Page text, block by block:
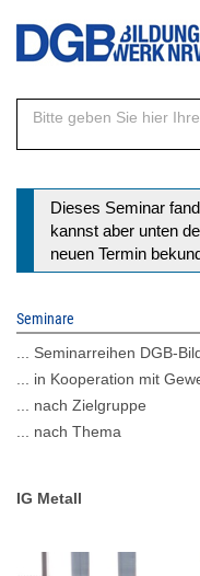
Direkt
Inhalt
Dieses Seminar
kannst aber unten
neuen Termin
Seminare
... Seminarreihen DGB-
... in Kooperation mit
... nach Zielgruppe
... nach Thema
IG Metall